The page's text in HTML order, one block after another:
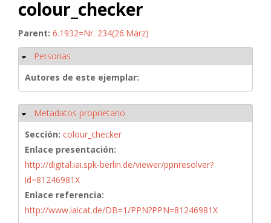
colour_checker
Parent: 6.1932=Nr. 234(26.März)
Ocultar
Personas
Autores de este ejemplar:
Ocultar
Metadatos proprietario
Sección: colour_checker
Enlace presentación:
http://digital.iai.spk-berlin.de/viewer/ppnresolver?
id=81246981X
Enlace referencia:
http://www.iaicat.de/DB=1/PPN?PPN=81246981X